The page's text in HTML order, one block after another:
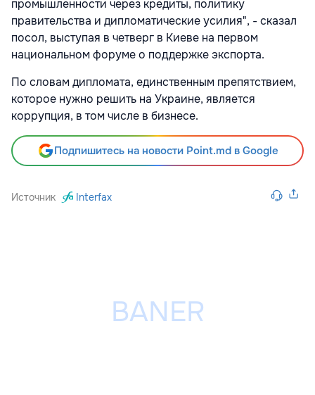
промышленности через кредиты, политику
правительства и дипломатические усилия", - сказал
посол, выступая в четверг в Киеве на первом
национальном форуме о поддержке экспорта.
По словам дипломата, единственным препятствием,
которое нужно решить на Украине, является
коррупция, в том числе в бизнесе.
Подпишитесь на новости Point.md в Google
Источник Interfax